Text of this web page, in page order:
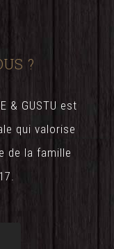
?
& GUSTU est
qui valorise
de la famille